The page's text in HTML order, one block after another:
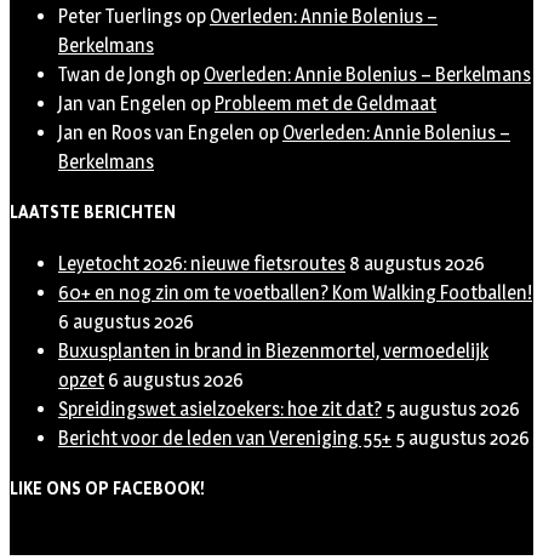
Peter Tuerlings op Overleden: Annie Bolenius –
Berkelmans
Twan de Jongh op Overleden: Annie Bolenius – Berkelmans
Jan van Engelen op Probleem met de Geldmaat
Jan en Roos van Engelen op Overleden: Annie Bolenius –
Berkelmans
LAATSTE BERICHTEN
Leyetocht 2026: nieuwe fietsroutes 8 augustus 2026
60+ en nog zin om te voetballen? Kom Walking Footballen!
6 augustus 2026
Buxusplanten in brand in Biezenmortel, vermoedelijk
opzet 6 augustus 2026
Spreidingswet asielzoekers: hoe zit dat? 5 augustus 2026
Bericht voor de leden van Vereniging 55+ 5 augustus 2026
LIKE ONS OP FACEBOOK!